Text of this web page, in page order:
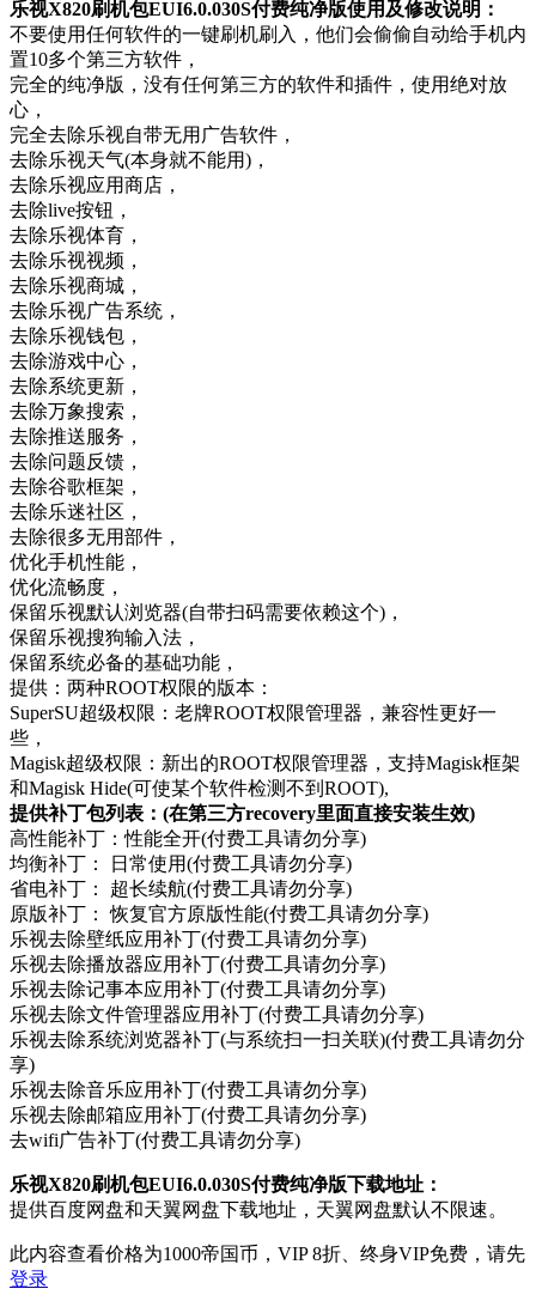
乐视X820刷机包EUI6.0.030S付费纯净版使用及修改说明：
不要使用任何软件的一键刷机刷入，他们会偷偷自动给手机内
置10多个第三方软件，
完全的纯净版，没有任何第三方的软件和插件，使用绝对放
心，
完全去除乐视自带无用广告软件，
去除乐视天气(本身就不能用)，
去除乐视应用商店，
去除live按钮，
去除乐视体育，
去除乐视视频，
去除乐视商城，
去除乐视广告系统，
去除乐视钱包，
去除游戏中心，
去除系统更新，
去除万象搜索，
去除推送服务，
去除问题反馈，
去除谷歌框架，
去除乐迷社区，
去除很多无用部件，
优化手机性能，
优化流畅度，
保留乐视默认浏览器(自带扫码需要依赖这个)，
保留乐视搜狗输入法，
保留系统必备的基础功能，
提供：两种ROOT权限的版本：
SuperSU超级权限：老牌ROOT权限管理器，兼容性更好一
些，
Magisk超级权限：新出的ROOT权限管理器，支持Magisk框架
和Magisk Hide(可使某个软件检测不到ROOT),
提供补丁包列表：(在第三方recovery里面直接安装生效)
高性能补丁：性能全开(付费工具请勿分享)
均衡补丁： 日常使用(付费工具请勿分享)
省电补丁： 超长续航(付费工具请勿分享)
原版补丁： 恢复官方原版性能(付费工具请勿分享)
乐视去除壁纸应用补丁(付费工具请勿分享)
乐视去除播放器应用补丁(付费工具请勿分享)
乐视去除记事本应用补丁(付费工具请勿分享)
乐视去除文件管理器应用补丁(付费工具请勿分享)
乐视去除系统浏览器补丁(与系统扫一扫关联)(付费工具请勿分
享)
乐视去除音乐应用补丁(付费工具请勿分享)
乐视去除邮箱应用补丁(付费工具请勿分享)
去wifi广告补丁(付费工具请勿分享)
乐视X820刷机包EUI6.0.030S付费纯净版下载地址：
提供百度网盘和天翼网盘下载地址，天翼网盘默认不限速。
此内容查看价格为1000帝国币，VIP 8折、终身VIP免费，请先
登录